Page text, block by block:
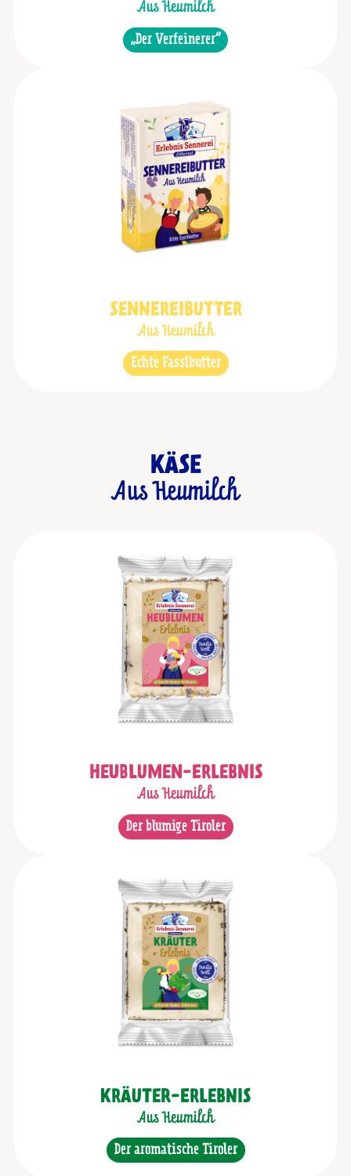
Aus Heumilch
„Der Verfeinerer“
SENNEREIBUTTER
Aus Heumilch
Echte Fasslbutter
KÄSE
Aus Heumilch
HEUBLUMEN-ERLEBNIS
Aus Heumilch
Der blumige Tiroler
KRÄUTER-ERLEBNIS
Aus Heumilch
Der aromatische Tiroler